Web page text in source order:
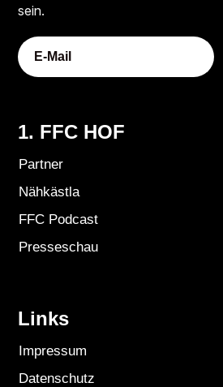
sein.
1. FFC HOF
Partner
Nähkästla
FFC Podcast
Presseschau
Links
Impressum
Datenschutz